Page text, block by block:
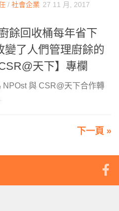
/ 社會企業 27 11 月, 2017
餘回收桶每年省下
變了人們管理廚餘的
天下】專欄
NPOst 與 CSR@天下合作轉
下一頁 »